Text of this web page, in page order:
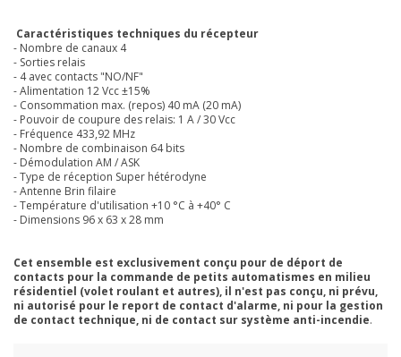
Caractéristiques techniques du récepteur
- Nombre de canaux 4
- Sorties relais
- 4 avec contacts "NO/NF"
- Alimentation 12 Vcc ±15%
- Consommation max. (repos) 40 mA (20 mA)
- Pouvoir de coupure des relais: 1 A / 30 Vcc
- Fréquence 433,92 MHz
- Nombre de combinaison 64 bits
- Démodulation AM / ASK
- Type de réception Super hétérodyne
- Antenne Brin filaire
- Température d'utilisation +10 °C à +40° C
- Dimensions 96 x 63 x 28 mm
Cet ensemble est exclusivement conçu pour de déport de
contacts pour la commande de petits automatismes en milieu
résidentiel (volet roulant et autres), il n'est pas conçu, ni prévu,
ni autorisé pour le report de contact d'alarme, ni pour la gestion
de contact technique, ni de contact sur système anti-incendie.